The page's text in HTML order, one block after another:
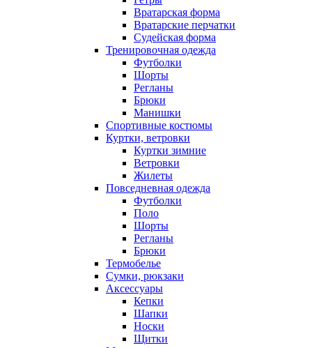
Вратарская форма
Вратарские перчатки
Судейская форма
Тренировочная одежда
Футболки
Шорты
Регланы
Брюки
Манишки
Спортивные костюмы
Куртки, ветровки
Куртки зимние
Ветровки
Жилеты
Повседневная одежда
Футболки
Поло
Шорты
Регланы
Брюки
Термобелье
Сумки, рюкзаки
Аксессуары
Кепки
Шапки
Носки
Щитки